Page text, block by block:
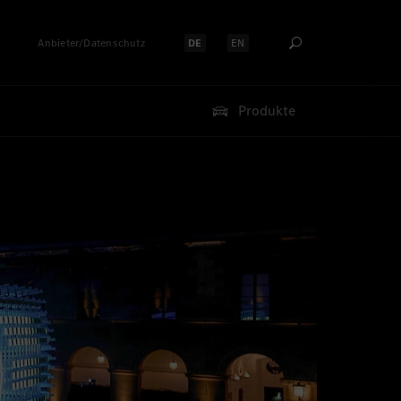
Anbieter/Datenschutz Sprache auswählen:
DE Sprache auswählen:
EN
Produkte